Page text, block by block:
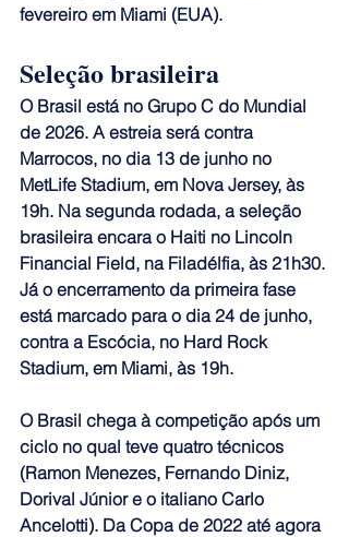
fevereiro em Miami (EUA).
Seleção brasileira
O Brasil está no Grupo C do Mundial
de 2026. A estreia será contra
Marrocos, no dia 13 de junho no
MetLife Stadium, em Nova Jersey, às
19h. Na segunda rodada, a seleção
brasileira encara o Haiti no Lincoln
Financial Field, na Filadélfia, às 21h30.
Já o encerramento da primeira fase
está marcado para o dia 24 de junho,
contra a Escócia, no Hard Rock
Stadium, em Miami, às 19h.
O Brasil chega à competição após um
ciclo no qual teve quatro técnicos
(Ramon Menezes, Fernando Diniz,
Dorival Júnior e o italiano Carlo
Ancelotti). Da Copa de 2022 até agora